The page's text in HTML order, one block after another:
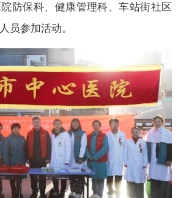
保科、健康管理科、车站街社区
员参加活动。